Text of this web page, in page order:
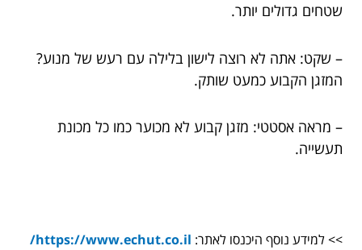
שטחים גדולים יותר.
– שקט: אתה לא רוצה לישון בלילה עם רעש של מנוע?
המזגן הקבוע כמעט שותק.
– מראה אסטטי: מזגן קבוע לא מכוער כמו כל מכונת
תעשייה.
>> למידע נוסף היכנסו לאתר: https://www.echut.co.il/